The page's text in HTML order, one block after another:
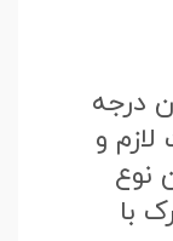
درجه
و
نوع
با